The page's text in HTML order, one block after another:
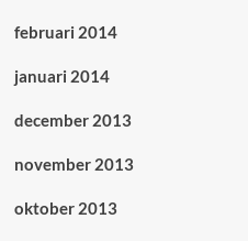
februari 2014
januari 2014
december 2013
november 2013
oktober 2013